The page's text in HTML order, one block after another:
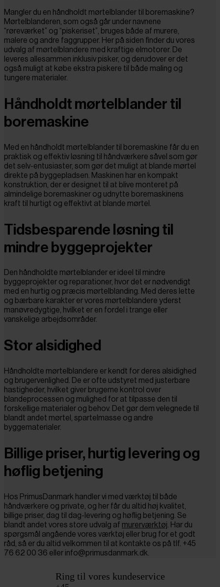
Mangler du en håndholdt mørtelblander til boremaskine?
Mørtelblanderen, som også går under navnene
“røreværket” og “piskeriset”, bruges både af murere,
malere og andre faggrupper. Her på siden finder du vores
udvalg af mørtelblandere med kraftige elmotorer. De
leveres allesammen inklusiv pisker, og derudover er det
også muligt at købe ekstra piskere til både maling og
tungere materialer.
Håndholdt mørtelblander til
boremaskine
Med en håndholdt mørtelblander til boremaskine får du en
praktisk og effektiv løsning til håndværkere såvel som gør
det selv-entusiaster, som gør det muligt at blande mørtel
direkte på byggepladsen. Maskinen har en kompakt
konstruktion, der er designet til at blive monteret på
almindelige boremaskiner og udnytte boremaskinens
kraft til hurtigt og effektivt at blande mørtel.
Tidsbesparende løsning til
mindre byggeprojekter
Den håndholdte mørtelblander er ideel til mindre
byggeprojekter og reparationer, hvor det er nødvendigt
med en hurtig og præcis mørtelblanding. Med deres lette
og bærbare karakter er vores mørtelblandere yderst
manøvredygtige, hvilket er en fordel i trange eller
vanskelige arbejdsområder.
Stor alsidighed
Håndholdte mørtelblandere er kendt for deres alsidighed
og brugervenlighed. De er ofte udstyret med justerbare
hastigheder, hvilket giver brugerne kontrol over
blandeprocessen og mulighed for at tilpasse den til
forskellige materialer og behov. Det gør dem velegnede til
blandt andet mørtel, spartelmasse og andre
byggematerialer.
Billige priser, hurtig levering og
høflig betjening
Hos PrimusDanmark handler vi med værktøj til både
håndværkere og private, og her får du altid høj kvalitet,
billige priser, dag til dag-levering og høflig betjening. Se
blandt andet vores store udvalg af murerværktøj . Har du
spørgsmål angående vores værktøj eller brug for et godt
råd, så er du altid velkommen til at kontakte os på tlf. +45
76 62 00 36 eller info@primusdanmark.dk.
Ring til vores kundeservice